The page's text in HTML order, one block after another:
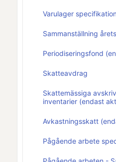
Varulager specifikation
Sammanställning
Periodiseringsfond
Skatteavdrag
Skattemässiga
inventarier (endast
Avkastningsskatt
Pågående arbete